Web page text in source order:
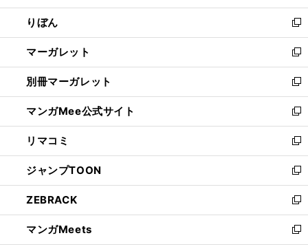
開
く
ウ
で
開
く
ン
ド
ウ
で
開
く
ウ
ィ
ン
ド
ウ
で
開
く
りぼん
新
し
い
ウ
ィ
ン
ド
ウ
で
開
く
マーガレット
新
し
い
ウ
ィ
ン
ド
ウ
で
開
く
別冊マーガレット
新
し
い
ウ
ィ
ン
ド
ウ
で
開
く
マンガMee公式サイト
新
し
い
ウ
ィ
ン
ド
ウ
で
開
リマコミ
新
し
い
ウ
ィ
ン
ド
ウ
ジャンプTOON
新
し
い
ウ
ィ
ン
ZEBRACK
新
し
い
ウ
マンガMeets
新
し